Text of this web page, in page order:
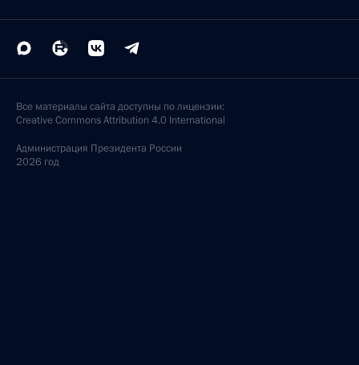
Все материалы сайта доступны по лицензии:
Creative Commons Attribution 4.0 International
Администрация Президента России
2026 год